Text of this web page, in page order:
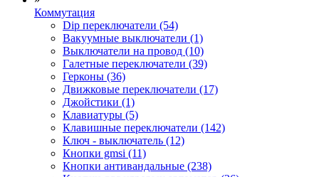
Коммутация
Dip переключатели (54)
Вакуумные выключатели (1)
Выключатели на провод (10)
Галетные переключатели (39)
Герконы (36)
Движковые переключатели (17)
Джойстики (1)
Клавиатуры (5)
Клавишные переключатели (142)
Ключ - выключатель (12)
Кнопки gmsi (11)
Кнопки антивандальные (238)